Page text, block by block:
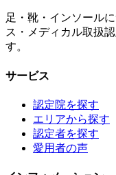
足・靴・インソール
ス・メディカル取扱
す。
サービス
認定院を探す
エリアから探す
認定者を探す
愛用者の声